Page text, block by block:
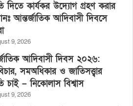
দিতে কার্যকর উদ্যোগ গ্রহণ করার
আন্তর্জাতিক আদিবাসী দিবসে
9, 2026
আদিবাসী দিবস ২০২৬:
সমঅধিকার ও জাতিসত্ত্বার
চাই – নিকোলাস বিশ্বাস
9, 2026